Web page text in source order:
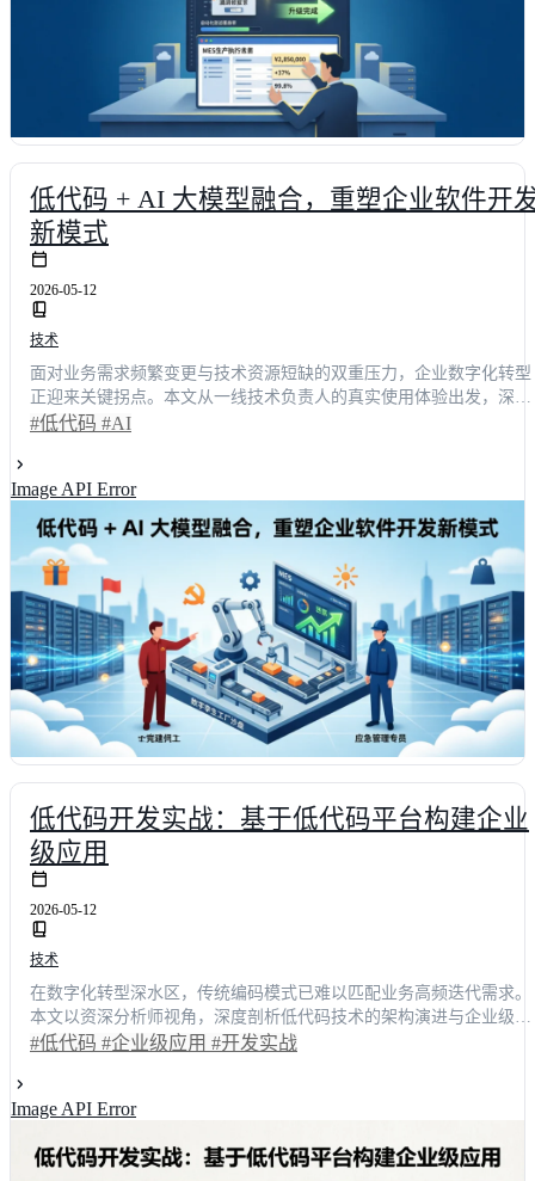
低代码 + AI 大模型融合，重塑企业软件开
新模式
2026-05-12
技术
面对业务需求频繁变更与技术资源短缺的双重压力，企业数字化转型
正迎来关键拐点。本文从一线技术负责人的真实使用体验出发，深入
剖析低代码与AI大模型深度融合后的开发模式变革。通过智能表单自
流平台实测数据与选型建议，为技术决策者提供可落地的架构演进路
径，助力企业构建敏捷、安全且极具扩展性的新一代研发体系。
#低代码 #AI
Image API Error
低代码开发实战：基于低代码平台构建企业
级应用
2026-05-12
技术
在数字化转型深水区，传统编码模式已难以匹配业务高频迭代需求。
本文以资深分析师视角，深度剖析低代码技术的架构演进与企业级落
地路径。结合权威行业调研数据，系统拆解企业级应用在数据建模、
者提供客观选型依据。深入阅读本文，您的团队交付效率预计可提升
#低代码 #企业级应用 #开发实战
Image API Error